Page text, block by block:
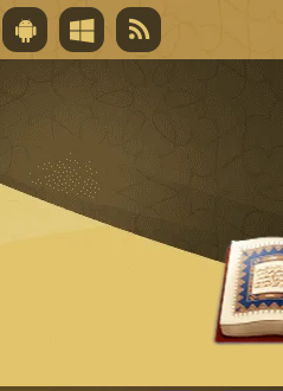
قال تعالى
لأنها أغلى جائزة، وهي مفتاح باب العطايا